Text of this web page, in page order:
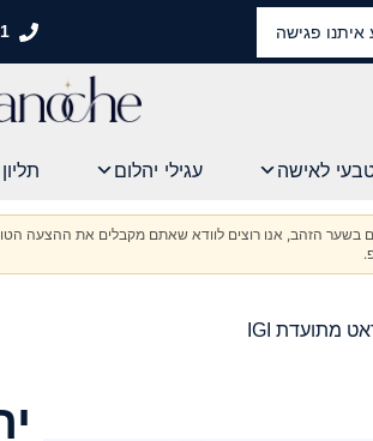
איתנו פגישה
לאישה עגילי יהלום
בשער הזהב, אנו רוצים לוודא שאתם מקבלים את